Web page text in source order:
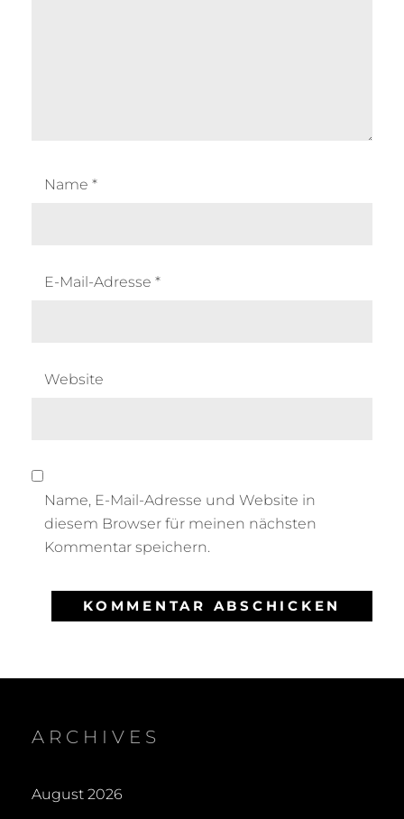
Name *
E-Mail-Adresse *
Website
Name, E-Mail-Adresse und Website in
diesem Browser für meinen nächsten
Kommentar speichern.
ARCHIVES
August 2026